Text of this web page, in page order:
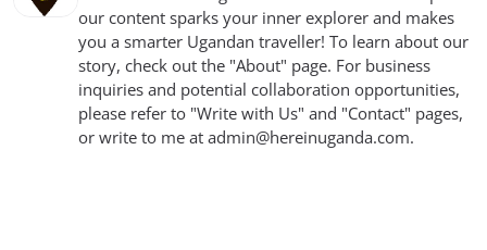
our content sparks your inner explorer and makes
you a smarter Ugandan traveller! To learn about our
story, check out the "About" page. For business
inquiries and potential collaboration opportunities,
please refer to "Write with Us" and "Contact" pages,
or write to me at admin@hereinuganda.com.